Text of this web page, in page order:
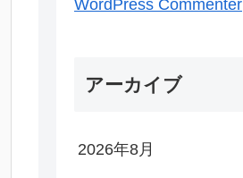
WordPress Commenter
アーカイブ
2026年8月